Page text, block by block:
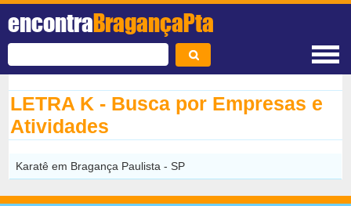
encontraBragançaPta
LETRA K - Busca por Empresas e
Atividades
Karatê em Bragança Paulista - SP